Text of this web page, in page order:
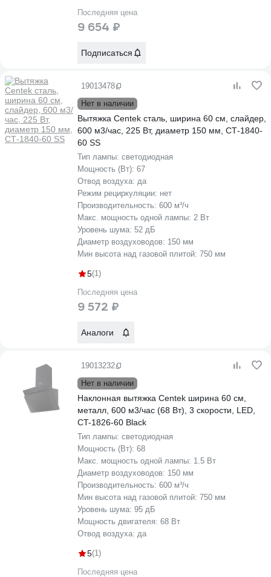
Последняя цена
9 654 ₽
Подписаться
19013478
Нет в наличии
Вытяжка Centek сталь, ширина 60 см, слайдер,
600 м3/час, 225 Вт, диаметр 150 мм, СТ-1840-
60 SS
Тип лампы: светодиодная
Мощность (Вт): 67
Отвод воздуха: да
Режим рециркуляции: нет
Производительность: 600 м³/ч
Макс. мощность одной лампы: 2 Вт
Уровень шума: 52 дБ
Диаметр воздуховодов: 150 мм
Мин высота над газовой плитой: 750 мм
5(1)
Последняя цена
9 572 ₽
Аналоги
19013232
Нет в наличии
Наклонная вытяжка Centek ширина 60 см,
металл, 600 м3/час (68 Вт), 3 скорости, LED,
CT-1826-60 Black
Тип лампы: светодиодная
Мощность (Вт): 68
Макс. мощность одной лампы: 1.5 Вт
Диаметр воздуховодов: 150 мм
Производительность: 600 м³/ч
Мин высота над газовой плитой: 750 мм
Уровень шума: 95 дБ
Мощность двигателя: 68 Вт
Отвод воздуха: да
5(1)
Последняя цена